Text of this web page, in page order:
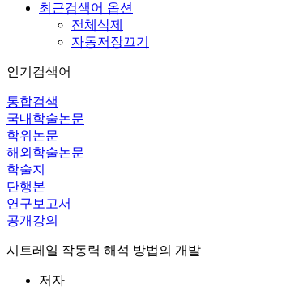
최근검색어 옵션
전체삭제
자동저장끄기
인기검색어
통합검색
국내학술논문
학위논문
해외학술논문
학술지
단행본
연구보고서
공개강의
시트레일 작동력 해석 방법의 개발
저자